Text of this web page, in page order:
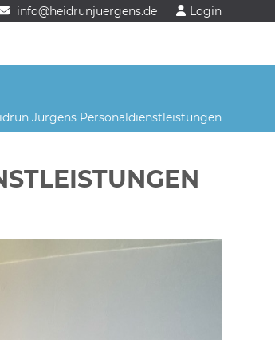
info@heidrunjuergens.de Login
Jürgens Personaldienstleistungen